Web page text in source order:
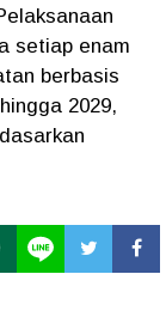
setiap enam
berbasis
2029,